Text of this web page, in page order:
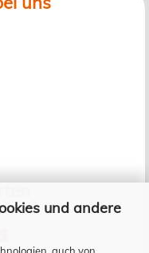
und andere
auch von